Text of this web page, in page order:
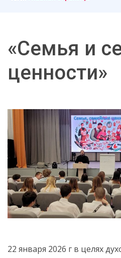
«Семья и
ценности»
22 января 2026 г в целях